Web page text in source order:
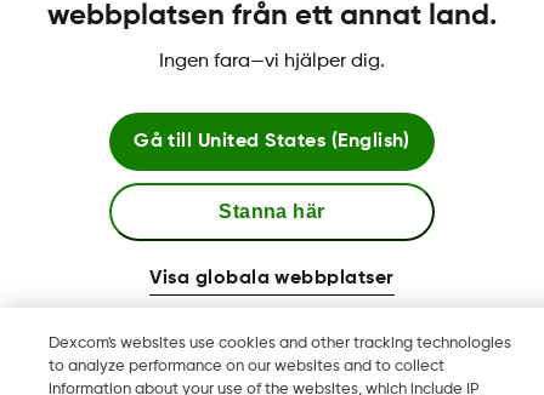
Villkor och Policies
Mer information
Dexcom, Dexcom Clarity, Dexcom Follow, Dexcom One,
Dexcom's websites use cookies and other tracking technologies
to analyze performance on our websites and to collect
information about your use of the websites, which include IP
webbplatsen från ett annat land.
Ingen fara—vi hjälper dig.
Gå till United States (English)
Stanna här
Visa globala webbplatser